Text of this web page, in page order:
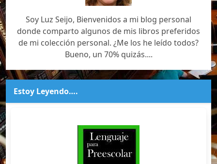
Soy Luz Seijo, Bienvenidos a mi blog personal
donde comparto algunos de mis libros preferidos
de mi colección personal. ¿Me los he leído todos?
Bueno, un 70% quizás....
Estoy Leyendo….